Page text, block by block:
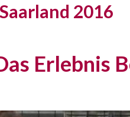
2016
Erlebnis